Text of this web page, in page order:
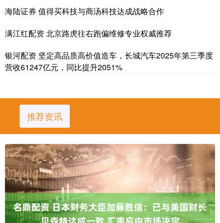
海陆证券 值得买科技与商汤科技达成战略合作
满江红配资 北京路虎往右跑偏维修专业权威推荐
银河配资 坚定高品质高价值造车，长城汽车2025年第三季度
营收61247亿元，同比提升2051%
推荐资讯